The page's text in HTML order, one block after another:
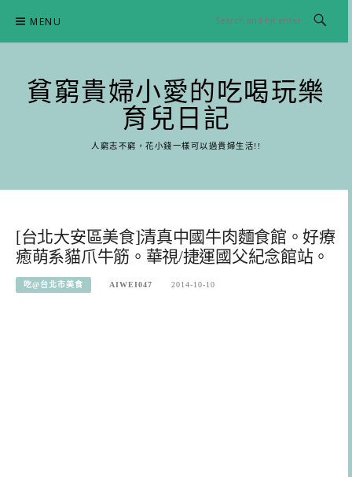
content
MENU
貧窮貴婦小愛的吃喝玩樂
育兒日記
人窮志不窮，花小錢一樣可以過貴婦生活!!
[台北大安區美食]清真中國牛肉麵食館。好療
癒萌系貓爪牛筋。華視/捷運國父紀念館站。
吃@台北市美食 AIWEI047 2014-10-10